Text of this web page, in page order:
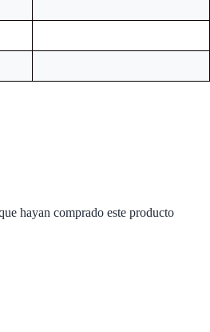
hayan comprado este producto